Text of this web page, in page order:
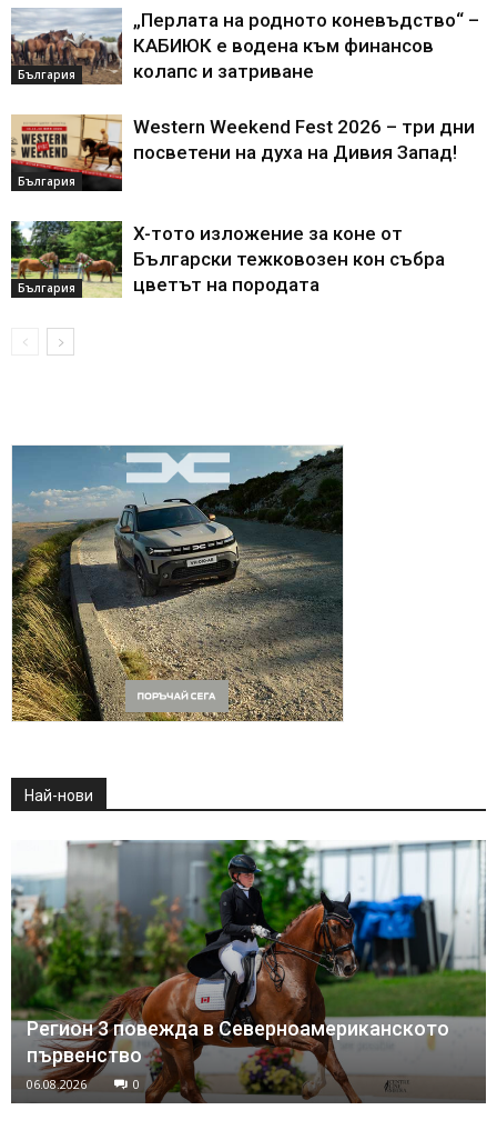
България
„Перлата на родното коневъдство“ –
КАБИЮК е водена към финансов
колапс и затриване
България
Western Weekend Fest 2026 – три дни
посветени на духа на Дивия Запад!
България
X-тото изложение за коне от
Български тежковозен кон събра
цветът на породата
Най-нови
Регион 3 повежда в Северноамериканското
първенство
06.08.2026 0